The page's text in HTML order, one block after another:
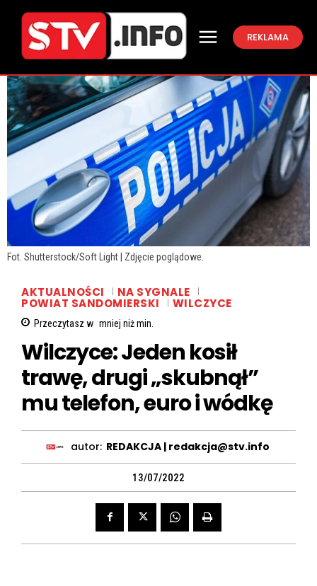
REKLAMA
Fot. Shutterstock/Soft Light | Zdjęcie poglądowe.
AKTUALNOŚCI NA SYGNALE
POWIAT SANDOMIERSKI WILCZYCE
Przeczytasz w mniej niżmin.
Wilczyce: Jeden kosił
trawę, drugi „skubnął”
mu telefon, euro i wódkę
autor: REDAKCJA | redakcja@stv.info
13/07/2022